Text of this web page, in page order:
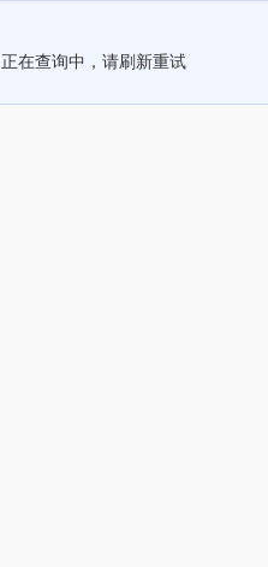
正在查询中，请刷新重试